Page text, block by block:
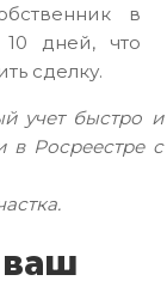
в
дней, что
сделку.
учет быстро и
в Росреестре с